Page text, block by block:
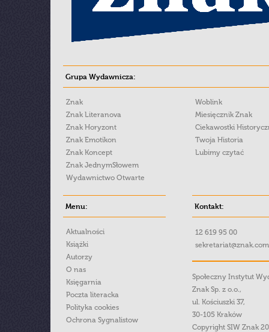
Grupa Wydawnicza:
Znak
Znak Literanova
Znak Horyzont
Znak Emotikon
Znak Koncept
Znak JednymSłowem
Wydawnictwo Otwarte
Woblink
Miesięcznik Znak
Ciekawostki
Twoja Historia
Lubimy czytać
Menu:
Aktualności
Książki
Autorzy
O nas
Księgarnia
Poczta literacka
Polityka cookies
Ochrona Sygnalistow
Kontakt:
12 619 95 00
Społeczny Instytut
Znak Sp. z o.o.,
ul. Kościuszki 37,
30-105 Kraków
Copyright SIW Znak